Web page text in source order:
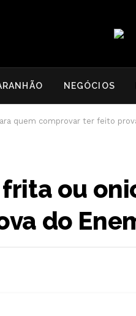
NEGÓCIOS
quem comprovar ter feito
ou
do